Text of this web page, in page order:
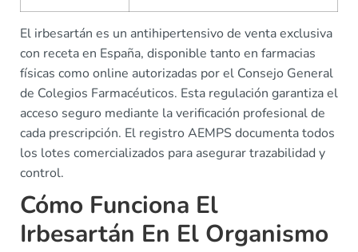
El irbesartán es un antihipertensivo de venta exclusiva
con receta en España, disponible tanto en farmacias
físicas como online autorizadas por el Consejo General
de Colegios Farmacéuticos. Esta regulación garantiza el
acceso seguro mediante la verificación profesional de
cada prescripción. El registro AEMPS documenta todos
los lotes comercializados para asegurar trazabilidad y
control.
Cómo Funciona El
Irbesartán En El Organismo